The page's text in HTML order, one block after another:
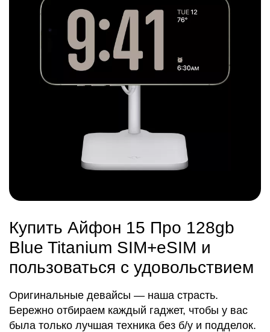
Купить Айфон 15 Про 128gb
Blue Titanium SIM+eSIM и
пользоваться с удовольствием
Оригинальные девайсы — наша страсть.
Бережно отбираем каждый гаджет, чтобы у вас
была только лучшая техника без б/у и подделок.